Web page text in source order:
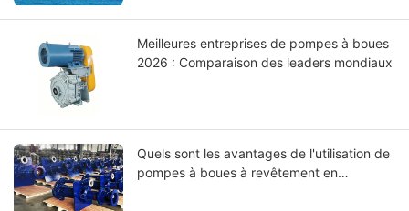
Meilleures entreprises de pompes à boues
2026 : Comparaison des leaders mondiaux
Quels sont les avantages de l'utilisation de
pompes à boues à revêtement en